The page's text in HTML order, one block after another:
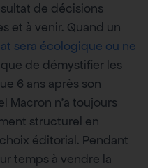
de décisions
et à venir. Quand un
sera écologique ou ne
de démystifier les
6 ans après son
Macron n’a toujours
structurel en
éditorial. Pendant
temps à vendre la